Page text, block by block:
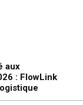
aux
: FlowLink